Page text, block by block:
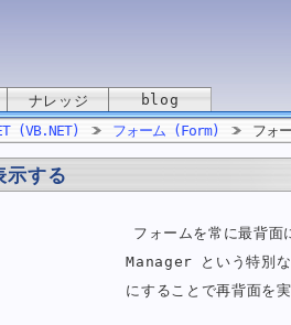
ナレッジ blog
(VB.NET) フォーム (Form) フォ
示する
フォームを常に最背
Manager という特別
にすることで再背面を実